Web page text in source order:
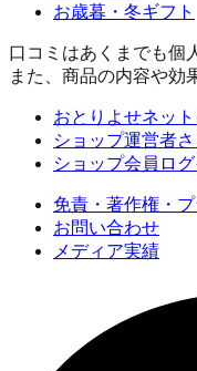
お歳暮・冬ギフト
口コミはあくまでも個
また、商品の内容や効
おとりよせネッ
ショップ運営者
ショップ会員ロ
免責・著作権・
お問い合わせ
メディア実績